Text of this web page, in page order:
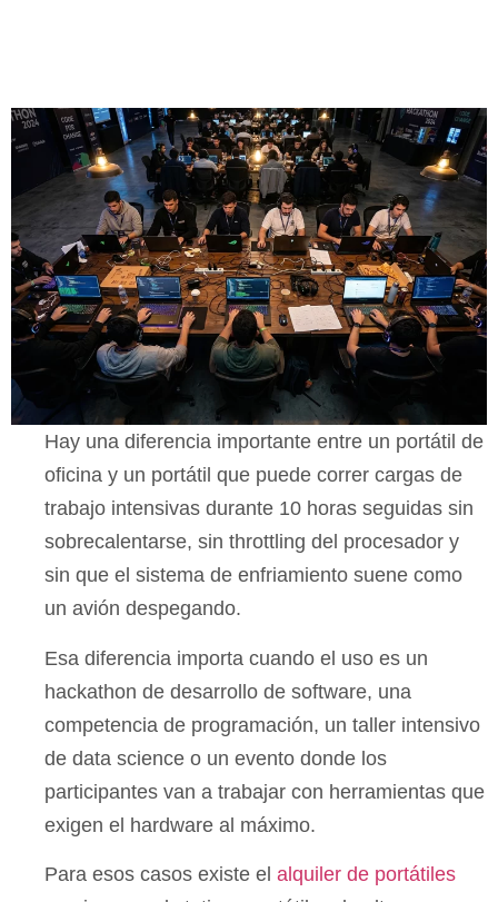
Hay una diferencia importante entre un portátil de
oficina y un portátil que puede correr cargas de
trabajo intensivas durante 10 horas seguidas sin
sobrecalentarse, sin throttling del procesador y
sin que el sistema de enfriamiento suene como
un avión despegando.
Esa diferencia importa cuando el uso es un
hackathon de desarrollo de software, una
competencia de programación, un taller intensivo
de data science o un evento donde los
participantes van a trabajar con herramientas que
exigen el hardware al máximo.
Para esos casos existe el alquiler de portátiles